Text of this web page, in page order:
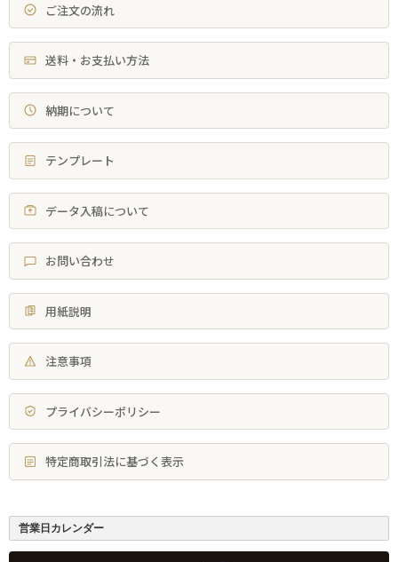
ご注文の流れ
送料・お支払い方法
納期について
テンプレート
データ入稿について
お問い合わせ
用紙説明
注意事項
プライバシーポリシー
特定商取引法に基づく表示
営業日カレンダー